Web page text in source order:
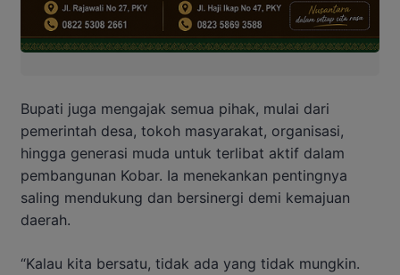
Bupati juga mengajak semua pihak, mulai dari
pemerintah desa, tokoh masyarakat, organisasi,
hingga generasi muda untuk terlibat aktif dalam
pembangunan Kobar. Ia menekankan pentingnya
saling mendukung dan bersinergi demi kemajuan
daerah.
“Kalau kita bersatu, tidak ada yang tidak mungkin.